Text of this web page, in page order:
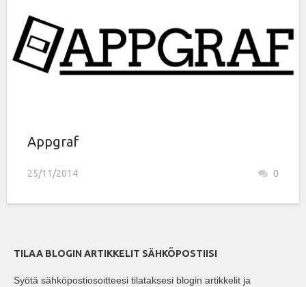
Appgraf
25/11/2014 0
TILAA BLOGIN ARTIKKELIT SÄHKÖPOSTIISI
Syötä sähköpostiosoitteesi tilataksesi blogin artikkelit ja